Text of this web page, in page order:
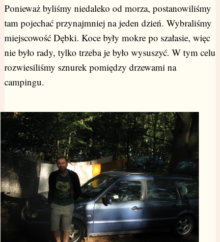
Ponieważ byliśmy niedaleko od morza, postanowiliśmy
tam pojechać przynajmniej na jeden dzień. Wybraliśmy
miejscowość Dębki. Koce były mokre po szałasie, więc
nie było rady, tylko trzeba je było wysuszyć. W tym celu
rozwiesiliśmy sznurek pomiędzy drzewami na
campingu.